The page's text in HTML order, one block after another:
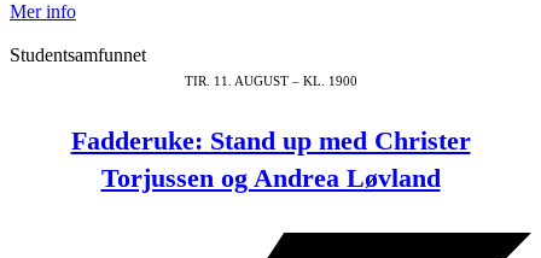
Mer info
Studentsamfunnet
TIR. 11. AUGUST – KL. 1900
Fadderuke: Stand up med Christer
Torjussen og Andrea Løvland